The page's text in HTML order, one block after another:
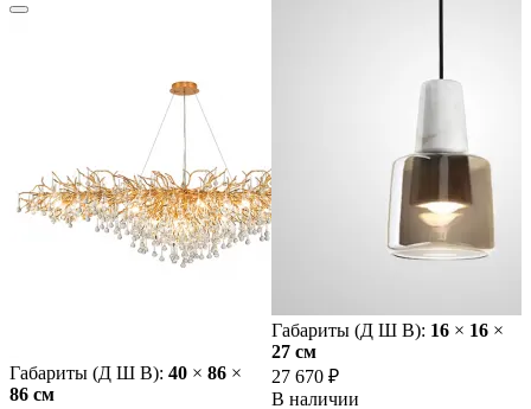
Габариты (Д Ш В): 40 × 86 ×
86 cм
Габариты (Д Ш В): 16 × 16 ×
27 cм
27 670 ₽
В наличии